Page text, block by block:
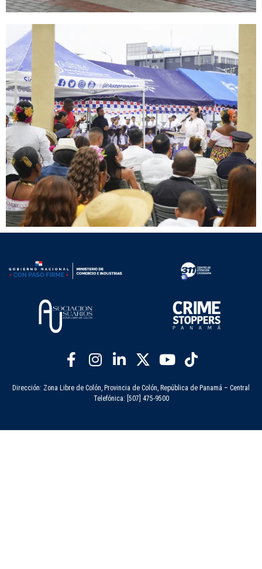
Dirección: Zona Libre de Colón, Provincia de Colón, República de Panamá – Central
Telefónica: [507] 475-9500